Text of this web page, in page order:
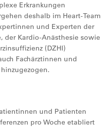
Erkrankungen
deshalb im Heart-Team
und Experten der
der Kardio-Anästhesie sowie
(DZHI)
Fachärztinnen und
und Patienten
pro Woche etabliert